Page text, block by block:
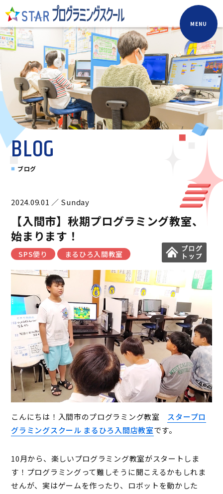
MENU
BLOG
ブログ
2024.09.01 ／ Sunday
【入間市】秋期プログラミング教室、
始まります！
SPS便り まるひろ入間教室
こんにちは！入間市のプログラミング教室 スタープロ
グラミングスクール まるひろ入間店教室です。
10月から、楽しいプログラミング教室がスタートしま
す！プログラミングって難しそうに聞こえるかもしれま
せんが、実はゲームを作ったり、ロボットを動かした